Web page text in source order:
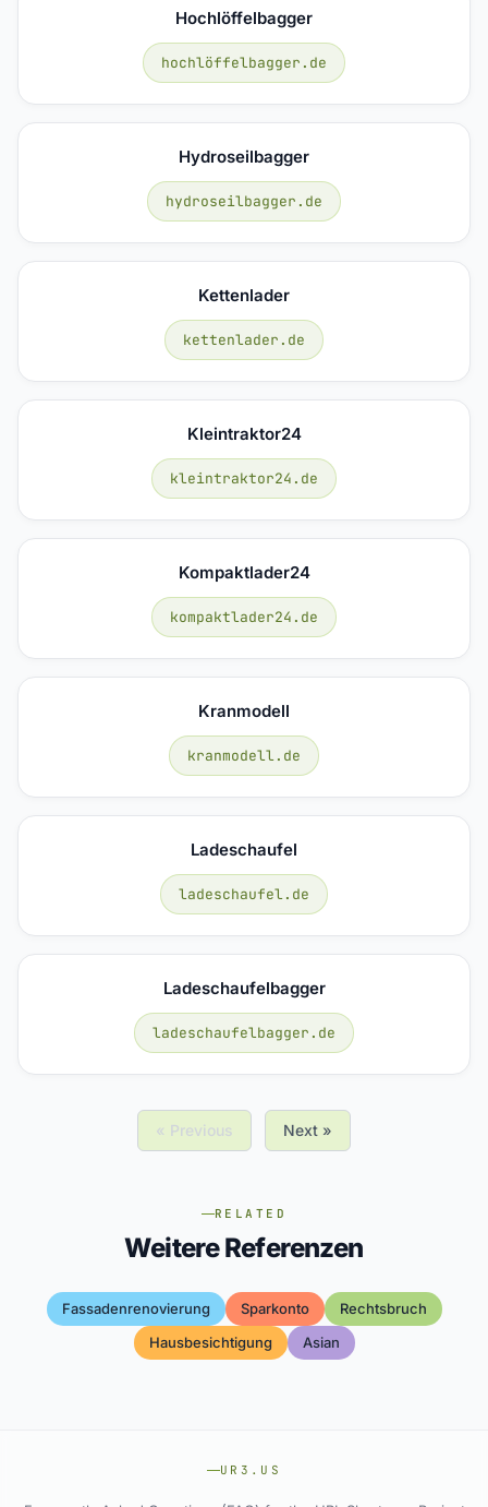
Hochlöffelbagger
hochlöffelbagger.de
Hydroseilbagger
hydroseilbagger.de
Kettenlader
kettenlader.de
Kleintraktor24
kleintraktor24.de
Kompaktlader24
kompaktlader24.de
Kranmodell
kranmodell.de
Ladeschaufel
ladeschaufel.de
Ladeschaufelbagger
ladeschaufelbagger.de
« Previous Next »
RELATED
Weitere Referenzen
Fassadenrenovierung Sparkonto
Rechtsbruch
Hausbesichtigung
Asian
UR3.US